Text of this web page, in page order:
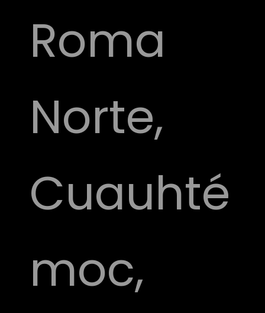
Roma
Norte,
Cuauhté
moc,